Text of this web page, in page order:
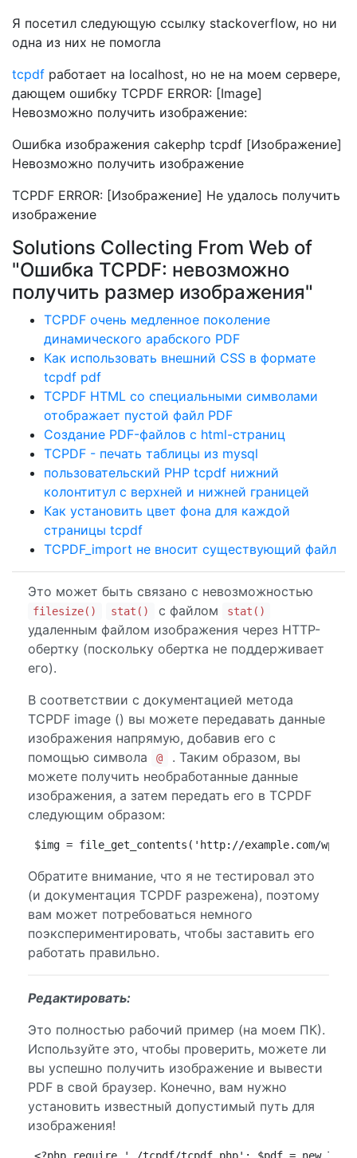
Я посетил следующую ссылку stackoverflow, но ни
одна из них не помогла
tcpdf работает на localhost, но не на моем сервере,
дающем ошибку TCPDF ERROR: [Image]
Невозможно получить изображение:
Ошибка изображения cakephp tcpdf [Изображение]
Невозможно получить изображение
TCPDF ERROR: [Изображение] Не удалось получить
изображение
Solutions Collecting From Web of
"Ошибка TCPDF: невозможно
получить размер изображения"
TCPDF очень медленное поколение
динамического арабского PDF
Как использовать внешний CSS в формате
tcpdf pdf
TCPDF HTML со специальными символами
отображает пустой файл PDF
Создание PDF-файлов с html-страниц
TCPDF - печать таблицы из mysql
пользовательский PHP tcpdf нижний
колонтитул с верхней и нижней границей
Как установить цвет фона для каждой
страницы tcpdf
TCPDF_import не вносит существующий файл
Это может быть связано с невозможностью
filesize() stat() с файлом stat()
удаленным файлом изображения через HTTP-
обертку (поскольку обертка не поддерживает
его).
В соответствии с документацией метода
TCPDF image () вы можете передавать данные
изображения напрямую, добавив его с
помощью символа
@
. Таким образом, вы
можете получить необработанные данные
изображения, а затем передать его в TCPDF
следующим образом:
$img = file_get_contents('http://example.com/
Обратите внимание, что я не тестировал это
(и документация TCPDF разрежена), поэтому
вам может потребоваться немного
поэкспериментировать, чтобы заставить его
работать правильно.
Редактировать:
Это полностью рабочий пример (на моем ПК).
Используйте это, чтобы проверить, можете ли
вы успешно получить изображение и вывести
PDF в свой браузер. Конечно, вам нужно
установить известный допустимый путь для
изображения!